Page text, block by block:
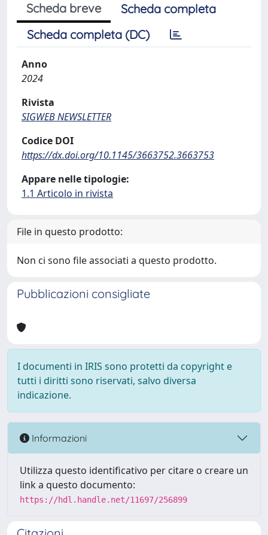
Scheda breve
Scheda completa
Scheda completa (DC)
Anno
2024
Rivista
SIGWEB NEWSLETTER
Codice DOI
https://dx.doi.org/10.1145/3663752.3663753
Appare nelle tipologie:
1.1 Articolo in rivista
File in questo prodotto:
Non ci sono file associati a questo prodotto.
Pubblicazioni consigliate
I documenti in IRIS sono protetti da copyright e
tutti i diritti sono riservati, salvo diversa
indicazione.
Informazioni
Utilizza questo identificativo per citare o creare un
link a questo documento:
https://hdl.handle.net/11697/256899